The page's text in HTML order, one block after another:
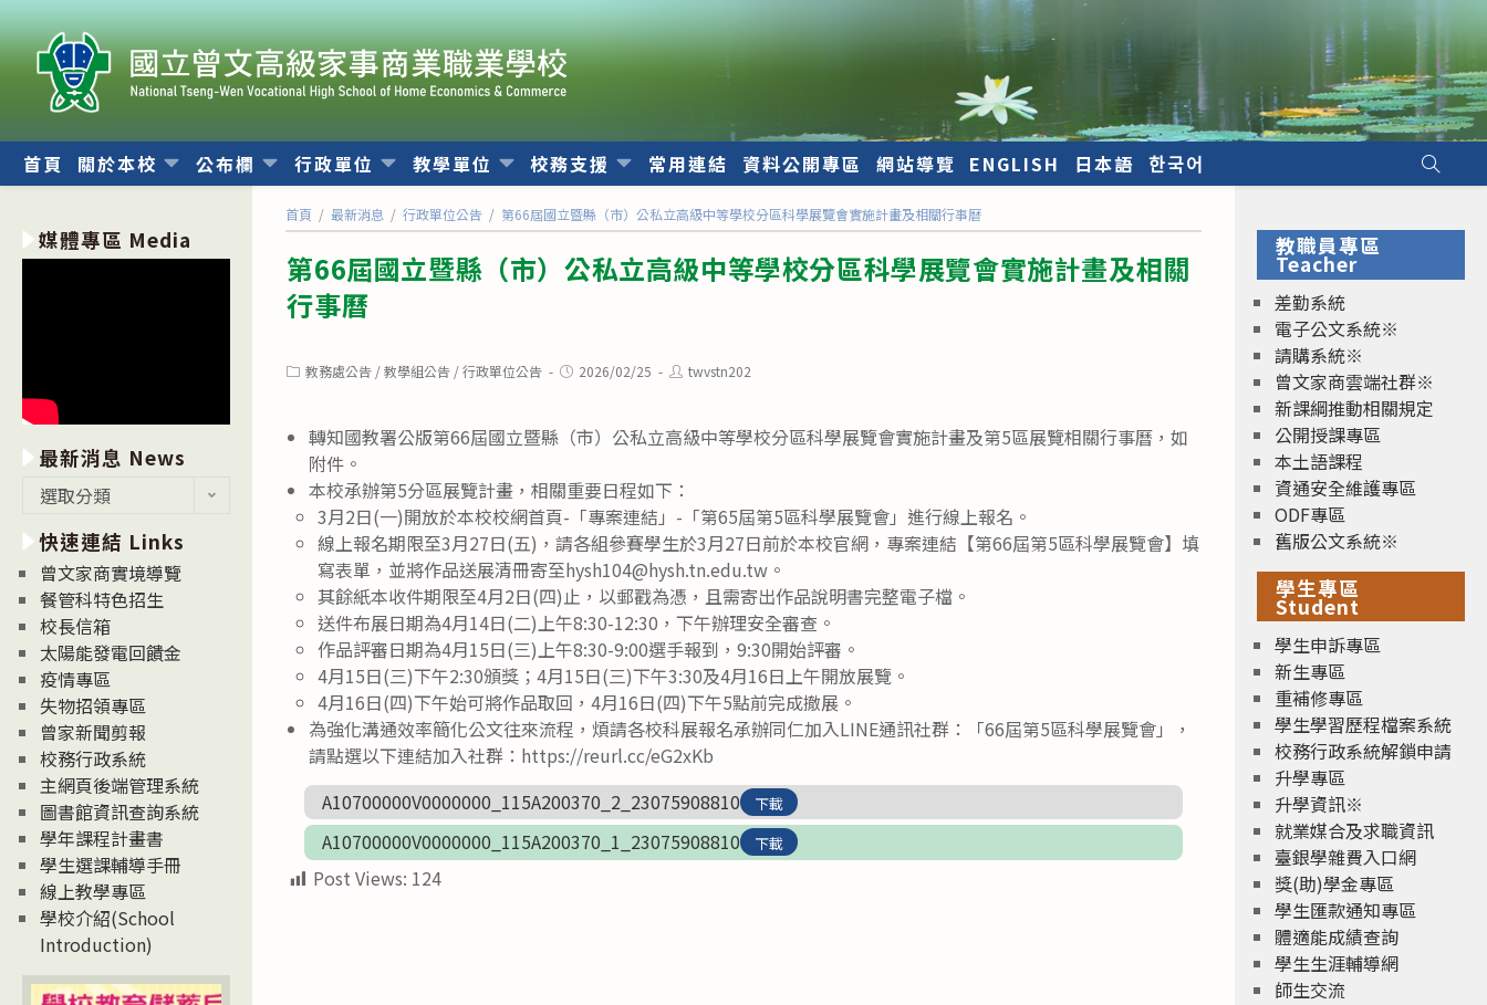
跳
轉
至
內
首頁 關於本校 公布欄 行政單位 教學單位 校務支援 常用連結 資料公開專區 網站導覽 ENGLISH 日本語 한국어
首頁 / 最新消息 / 行政單位公告 / 第66屆國立暨縣（市）公私立高級中等學校分區科學展覽會實施計畫及相關行事曆
第66屆國立暨縣（市）公私立高級中等學校分區科學展覽會實施計畫及相關
行事曆
Post教務處公告 / 教學組公告 / 行政單位公告
Post2026/02/25
Posttwvstn202
轉知國教署公版第66屆國立暨縣（市）公私立高級中等學校分區科學展覽會實施計畫及第5區展覽相關行事曆，如
附件。
本校承辦第5分區展覽計畫，相關重要日程如下：
3月2日(一)開放於本校校網首頁-「專案連結」-「第65屆第5區科學展覽會」進行線上報名。
線上報名期限至3月27日(五)，請各組參賽學生於3月27日前於本校官網，專案連結【第66屆第5區科學展覽會】填
寫表單，並將作品送展清冊寄至hysh104@hysh.tn.edu.tw。
其餘紙本收件期限至4月2日(四)止，以郵戳為憑，且需寄出作品說明書完整電子檔。
送件布展日期為4月14日(二)上午8:30-12:30，下午辦理安全審查。
作品評審日期為4月15日(三)上午8:30-9:00選手報到，9:30開始評審。
4月15日(三)下午2:30頒獎；4月15日(三)下午3:30及4月16日上午開放展覽。
4月16日(四)下午始可將作品取回，4月16日(四)下午5點前完成撤展。
為強化溝通效率簡化公文往來流程，煩請各校科展報名承辦同仁加入LINE通訊社群：「66屆第5區科學展覽會」，
請點選以下連結加入社群：https://reurl.cc/eG2xKb
A10700000V0000000_115A200370_2_23075908810
下載
A10700000V0000000_115A200370_1_23075908810 下載
Post Views: 124
媒體專區 Media
最新消息 News
消
息
News
選取分類
快速連結 Links
曾文家商實境導覽
餐管科特色招生
校長信箱
太陽能發電回饋金
疫情專區
失物招領專區
曾家新聞剪報
校務行政系統
主網頁後端管理系統
圖書館資訊查詢系統
學年課程計畫書
學生選課輔導手冊
線上教學專區
學校介紹(School
Introduction)
教職員專區
Teacher
差勤系統
電子公文系統※
請購系統※
曾文家商雲端社群※
新課綱推動相關規定
公開授課專區
本土語課程
資通安全維護專區
ODF專區
舊版公文系統※
學生專區
Student
學生申訴專區
新生專區
重補修專區
學生學習歷程檔案系統
校務行政系統解鎖申請
升學專區
升學資訊※
就業媒合及求職資訊
臺銀學雜費入口網
獎(助)學金專區
學生匯款通知專區
體適能成績查詢
學生生涯輔導網
師生交流